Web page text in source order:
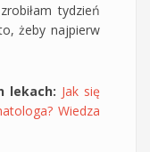
tydzień
żeby najpierw
lekach: Jak się
Wiedza